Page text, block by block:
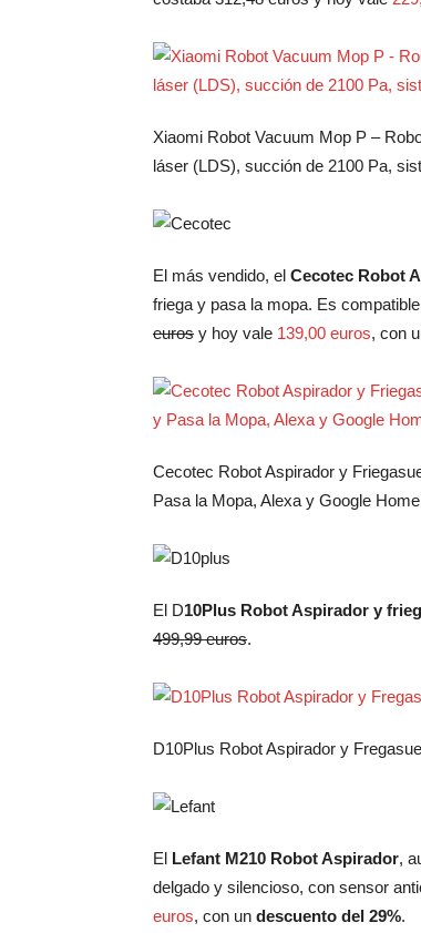
Xiaomi Robot Vacuum Mop P –
láser (LDS), succión de 2100 Pa,
El más vendido, el Cecotec Robot
friega y pasa la mopa. Es
euros y hoy vale 139,00 euros, con
Cecotec Robot Aspirador y
Pasa la Mopa, Alexa y Google
El D10Plus Robot Aspirador y
499,99 euros.
D10Plus Robot Aspirador y
El Lefant M210 Robot Aspirador,
delgado y silencioso, con sensor
euros, con un descuento del 29%.